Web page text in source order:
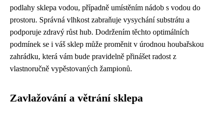
podlahy sklepa vodou, případně umístěním nádob s vodou do
prostoru. Správná vlhkost zabraňuje vysychání substrátu a
podporuje zdravý růst hub. Dodržením těchto optimálních
podmínek se i váš sklep může proměnit v úrodnou houbařskou
zahrádku, která vám bude pravidelně přinášet radost z
vlastnoručně vypěstovaných žampionů.
Zavlažování a větrání sklepa